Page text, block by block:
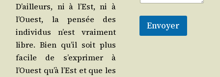
D’ailleurs, ni à l’Est, ni à
l’Ouest, la pen­sée des
indi­vi­dus n’est vrai­ment
libre. Bien qu’il soit plus
facile de s’ex­pri­mer à
l’Ouest qu’à l’Est et que les
Envoyer